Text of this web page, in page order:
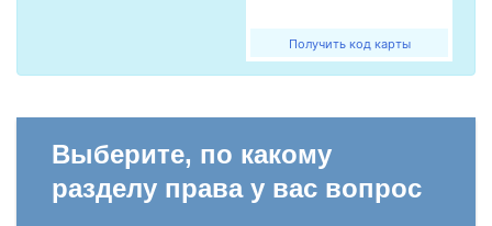
Получить код карты